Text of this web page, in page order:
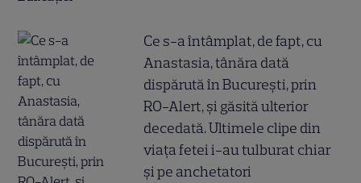
Ce s-a întâmplat, de fapt, cu
Anastasia, tânăra dată
dispărută în București, prin
RO-Alert, și găsită ulterior
decedată. Ultimele clipe din
viața fetei i-au tulburat chiar
și pe anchetatori